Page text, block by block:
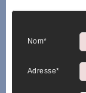
Nom*
Adresse*